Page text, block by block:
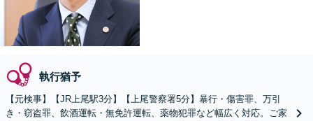
執行猶予
【元検事】【JR上尾駅3分】【上尾警察署5分】暴行・傷害罪、万引
き・窃盗罪、飲酒運転・無免許運転、薬物犯罪など幅広く対応。ご家